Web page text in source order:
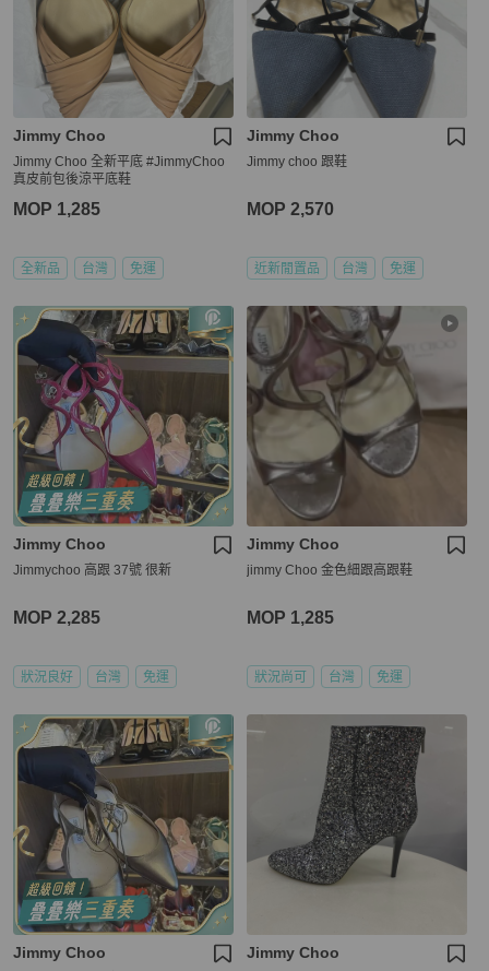
Jimmy Choo
Jimmy Choo 全新平底 #JimmyChoo
真皮前包後涼平底鞋
MOP 1,285
全新品 台灣 免運
Jimmy Choo
Jimmy choo 跟鞋
MOP 2,570
近新閒置品 台灣 免運
Jimmy Choo
Jimmychoo 高跟 37號 很新
MOP 2,285
狀況良好 台灣 免運
Jimmy Choo
jimmy Choo 金色細跟高跟鞋
MOP 1,285
狀況尚可 台灣 免運
Jimmy Choo Jimmy Choo